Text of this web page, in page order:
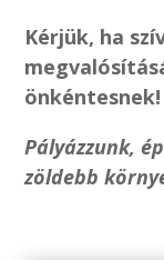
Kérjük, ha
önkéntesnek!
Pályázzunk,
zöldebb